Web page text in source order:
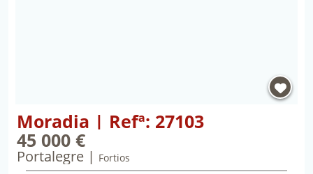
Propriedade Moradia | Refª: 27103 | Portalegre,
Moradia | Refª: 27103
45 000 €
quarenta e cinco mil euros
Portalegre
Fortios